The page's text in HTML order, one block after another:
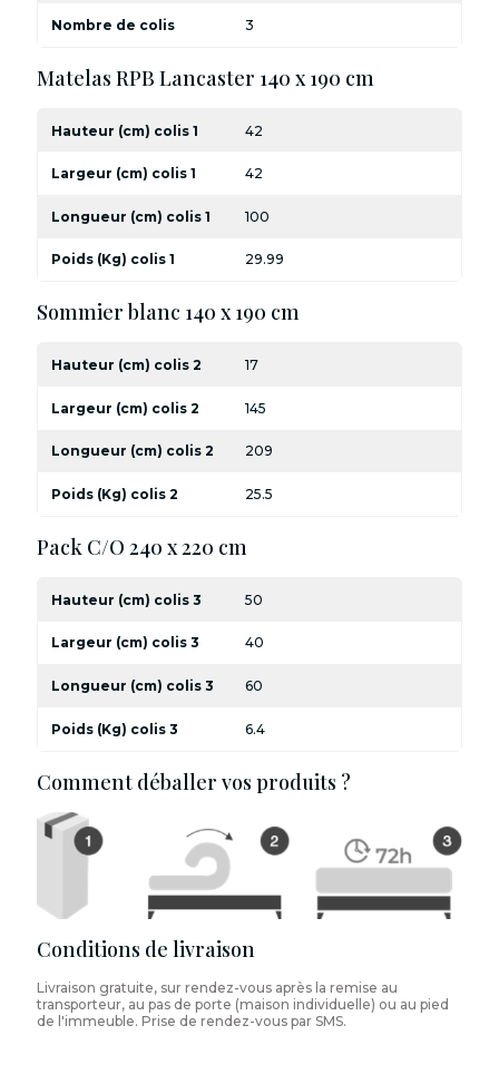
Nombre de colis 3
Matelas RPB Lancaster 140 x 190 cm
Hauteur (cm) colis 1 42
Largeur (cm) colis 1 42
Longueur (cm) colis 1 100
Poids (Kg) colis 1 29.99
Sommier blanc 140 x 190 cm
Hauteur (cm) colis 2 17
Largeur (cm) colis 2 145
Longueur (cm) colis 2 209
Poids (Kg) colis 2 25.5
Pack C/O 240 x 220 cm
Hauteur (cm) colis 3 50
Largeur (cm) colis 3 40
Longueur (cm) colis 3 60
Poids (Kg) colis 3 6.4
Comment déballer vos produits ?
Conditions de livraison
Livraison gratuite, sur rendez-vous après la remise au
transporteur, au pas de porte (maison individuelle) ou au pied
de l'immeuble. Prise de rendez-vous par SMS.